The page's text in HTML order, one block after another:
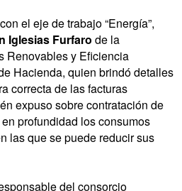
el eje de trabajo “Energía”,
Iglesias Furfaro de la
Renovables y Eficiencia
Hacienda, quien brindó detalles
correcta de las facturas
expuso sobre contratación de
profundidad los consumos
las que se puede reducir sus
del consorcio